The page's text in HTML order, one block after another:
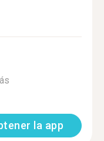
la app